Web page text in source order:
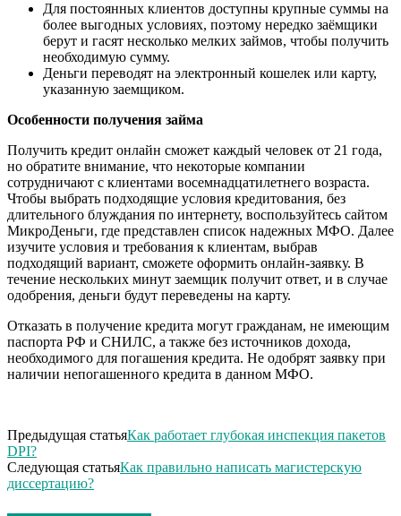
Для постоянных клиентов доступны крупные суммы на
более выгодных условиях, поэтому нередко заёмщики
берут и гасят несколько мелких займов, чтобы получить
необходимую сумму.
Деньги переводят на электронный кошелек или карту,
указанную заемщиком.
Особенности получения займа
Получить кредит онлайн сможет каждый человек от 21 года,
но обратите внимание, что некоторые компании
сотрудничают с клиентами восемнадцатилетнего возраста.
Чтобы выбрать подходящие условия кредитования, без
длительного блуждания по интернету, воспользуйтесь сайтом
МикроДеньги, где представлен список надежных МФО. Далее
изучите условия и требования к клиентам, выбрав
подходящий вариант, сможете оформить онлайн-заявку. В
течение нескольких минут заемщик получит ответ, и в случае
одобрения, деньги будут переведены на карту.
Отказать в получение кредита могут гражданам, не имеющим
паспорта РФ и СНИЛС, а также без источников дохода,
необходимого для погашения кредита. Не одобрят заявку при
наличии непогашенного кредита в данном МФО.
Предыдущая статьяКак работает глубокая инспекция пакетов
DPI?
Следующая статьяКак правильно написать магистерскую
диссертацию?